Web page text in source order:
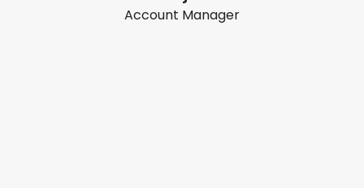
Account Manager